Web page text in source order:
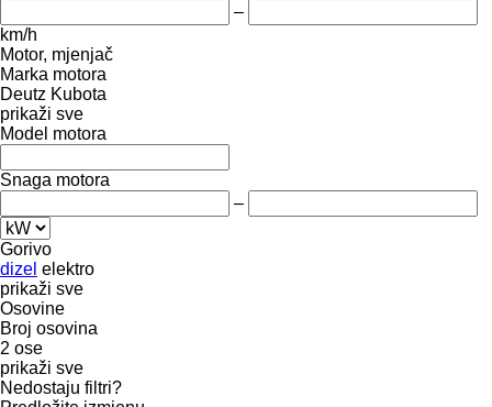
–
km/h
Motor, mjenjač
Marka motora
Deutz Kubota
prikaži sve
Model motora
Snaga motora
–
Gorivo
dizel elektro
prikaži sve
Osovine
Broj osovina
2 ose
prikaži sve
Nedostaju filtri?